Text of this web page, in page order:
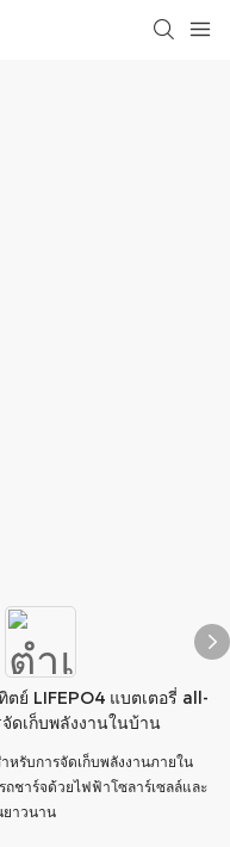
ย์ LIFEPO4 แบตเตอรี่ all-
ดเก็บพลังงานในบ้าน
รับการจัดเก็บพลังงานภายใน
ชาร์จด้วยไฟฟ้าโซลาร์เซลล์และ
ยาวนาน